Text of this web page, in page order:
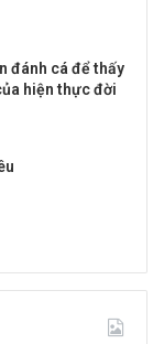
đánh cá để thấy
hiện thực đời